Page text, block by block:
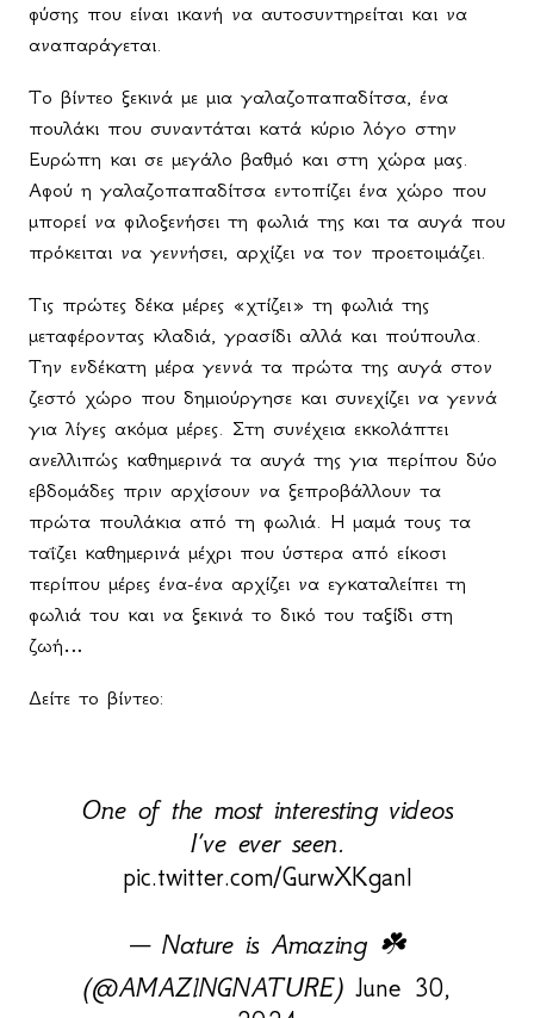
φύσης που είναι ικανή να αυτοσυντηρείται και να
αναπαράγεται.
Το βίντεο ξεκινά με μια γαλαζοπαπαδίτσα, ένα
πουλάκι που συναντάται κατά κύριο λόγο στην
Ευρώπη και σε μεγάλο βαθμό και στη χώρα μας.
Αφού η γαλαζοπαπαδίτσα εντοπίζει ένα χώρο που
μπορεί να φιλοξενήσει τη φωλιά της και τα αυγά που
πρόκειται να γεννήσει, αρχίζει να τον προετοιμάζει.
Τις πρώτες δέκα μέρες «χτίζει» τη φωλιά της
μεταφέροντας κλαδιά, γρασίδι αλλά και πούπουλα.
Την ενδέκατη μέρα γεννά τα πρώτα της αυγά στον
ζεστό χώρο που δημιούργησε και συνεχίζει να γεννά
για λίγες ακόμα μέρες. Στη συνέχεια εκκολάπτει
ανελλιπώς καθημερινά τα αυγά της για περίπου δύο
εβδομάδες πριν αρχίσουν να ξεπροβάλλουν τα
πρώτα πουλάκια από τη φωλιά. Η μαμά τους τα
ταΐζει καθημερινά μέχρι που ύστερα από είκοσι
περίπου μέρες ένα-ένα αρχίζει να εγκαταλείπει τη
φωλιά του και να ξεκινά το δικό του ταξίδι στη
ζωή…
Δείτε το βίντεο:
One of the most interesting videos
I’ve ever seen.
pic.twitter.com/GurwXKganl
— Nature is Amazing ☘️
(@AMAZlNGNATURE) June 30,